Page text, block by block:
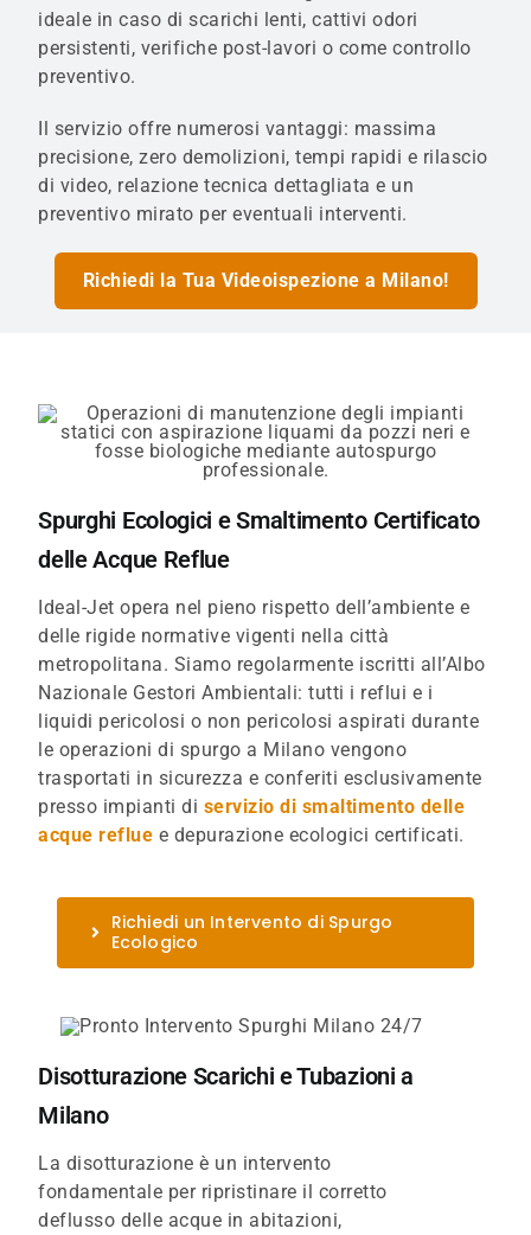
ideale in caso di scarichi lenti, cattivi odori
persistenti, verifiche post-lavori o come controllo
preventivo.
Il servizio offre numerosi vantaggi: massima
precisione, zero demolizioni, tempi rapidi e rilascio
di video, relazione tecnica dettagliata e un
preventivo mirato per eventuali interventi.
Richiedi la Tua Videoispezione a Milano!
Spurghi Ecologici e Smaltimento Certificato
delle Acque Reflue
Ideal-Jet opera nel pieno rispetto dell’ambiente e
delle rigide normative vigenti nella città
metropolitana. Siamo regolarmente iscritti all’Albo
Nazionale Gestori Ambientali: tutti i reflui e i
liquidi pericolosi o non pericolosi aspirati durante
le operazioni di spurgo a Milano vengono
trasportati in sicurezza e conferiti esclusivamente
presso impianti di servizio di smaltimento delle
acque reflue e depurazione ecologici certificati.
Richiedi un Intervento di Spurgo
Ecologico
Disotturazione Scarichi e Tubazioni a
Milano
La disotturazione è un intervento
fondamentale per ripristinare il corretto
deflusso delle acque in abitazioni,